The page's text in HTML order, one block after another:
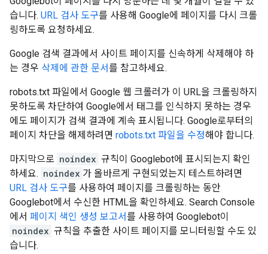
습니다. URL 검사 도구를 사용해 Google에 페이지를 다시 크롤
링하도록 요청하세요.
Google 검색 결과에서 사이트 페이지를 신속하게 삭제해야 하
는 경우 삭제에 관한 문서를 참고하세요.
robots.txt 파일에서 Google 웹 크롤러가 이 URL을 크롤링하지
못하도록 차단하여 Google에서 태그를 인식하지 못하는 경우
에도 페이지가 검색 결과에 계속 표시됩니다. Google로부터의
페이지 차단을 해제하려면 robots.txt 파일을 수정해야 합니다.
마지막으로 noindex 규칙이 Googlebot에 표시되는지 확인
하세요. noindex 가 올바르게 구현되었는지 테스트하려면
URL 검사 도구를 사용하여 페이지를 크롤링하는 동안
Googlebot에서 수신한 HTML을 확인하세요. Search Console
에서 페이지 색인 생성 보고서를 사용하여 Googlebot이
noindex 규칙을 추출한 사이트 페이지를 모니터링할 수도 있
습니다.